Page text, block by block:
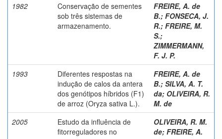
1982
Conservação de sementes
sob três sistemas de
armazenamento.
FREIRE, A. de
B.; FONSECA, J.
R.; FREIRE, M.
S.;
ZIMMERMANN,
F. J. P.
1993
Diferentes respostas na
indução de calos da antera
dos genótipos híbridos (F1)
de arroz (Oryza sativa L.).
FREIRE, A. de
B.; SILVA, A. T.
da; OLIVEIRA, R.
M. de
2005
Estudo da influência de
fitorreguladores no
OLIVEIRA, R. M.
de; FREIRE, A.